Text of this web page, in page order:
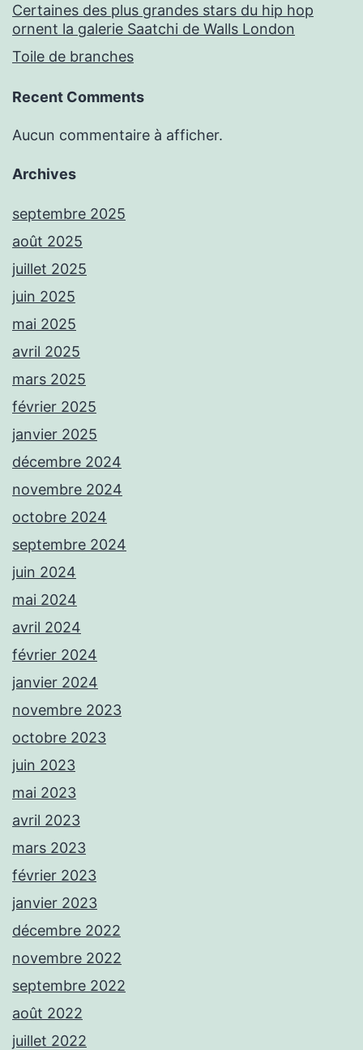
Certaines des plus grandes stars du hip hop
ornent la galerie Saatchi de Walls London
Toile de branches
Recent Comments
Aucun commentaire à afficher.
Archives
septembre 2025
août 2025
juillet 2025
juin 2025
mai 2025
avril 2025
mars 2025
février 2025
janvier 2025
décembre 2024
novembre 2024
octobre 2024
septembre 2024
juin 2024
mai 2024
avril 2024
février 2024
janvier 2024
novembre 2023
octobre 2023
juin 2023
mai 2023
avril 2023
mars 2023
février 2023
janvier 2023
décembre 2022
novembre 2022
septembre 2022
août 2022
juillet 2022